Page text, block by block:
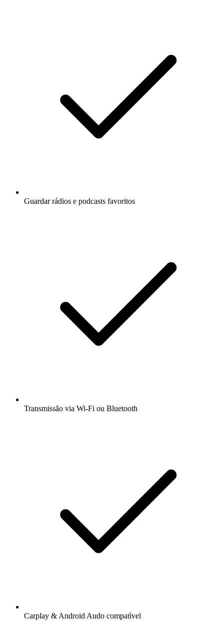
Guardar rádios e podcasts favoritos
Transmissão via Wi-Fi ou Bluetooth
Carplay & Android Audo compatìvel